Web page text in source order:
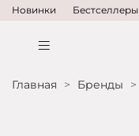
Новинки Бестселлеры
Главная Бренды